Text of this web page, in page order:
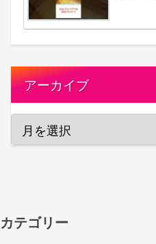
アーカイブ
カテゴリー